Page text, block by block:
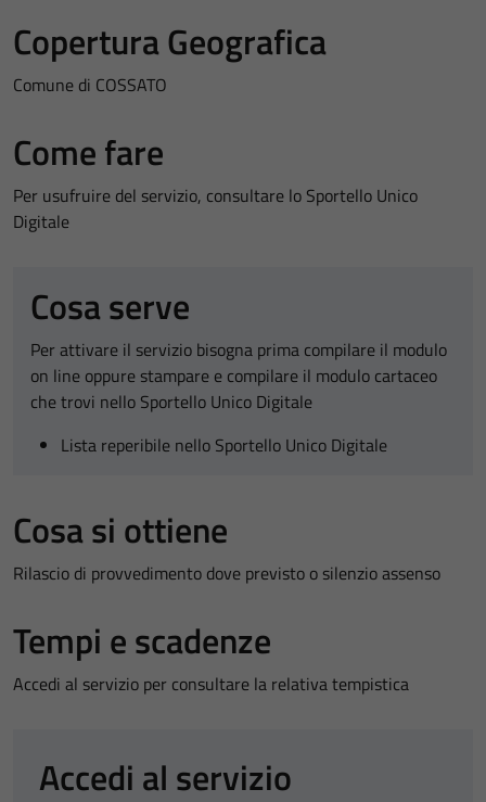
Copertura Geografica
Comune di COSSATO
Come fare
Per usufruire del servizio, consultare lo Sportello Unico
Digitale
Cosa serve
Per attivare il servizio bisogna prima compilare il modulo
on line oppure stampare e compilare il modulo cartaceo
che trovi nello Sportello Unico Digitale
Lista reperibile nello Sportello Unico Digitale
Cosa si ottiene
Rilascio di provvedimento dove previsto o silenzio assenso
Tempi e scadenze
Accedi al servizio per consultare la relativa tempistica
Accedi al servizio
per il
essere
informazioni